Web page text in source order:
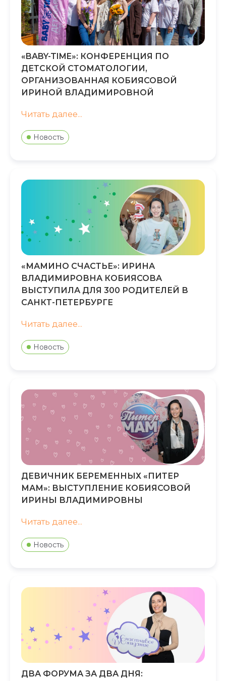
«BABY-TIME»‎: КОНФЕРЕНЦИЯ ПО
ДЕТСКОЙ СТОМАТОЛОГИИ,
ОРГАНИЗОВАННАЯ КОБИЯСОВОЙ
ИРИНОЙ ВЛАДИМИРОВНОЙ
Читать далее...
Новость
«МАМИНО СЧАСТЬЕ»: ИРИНА
ВЛАДИМИРОВНА КОБИЯСОВА
ВЫСТУПИЛА ДЛЯ 300 РОДИТЕЛЕЙ В
САНКТ-ПЕТЕРБУРГЕ
Читать далее...
Новость
ДЕВИЧНИК БЕРЕМЕННЫХ «ПИТЕР
МАМ»: ВЫСТУПЛЕНИЕ КОБИЯСОВОЙ
ИРИНЫ ВЛАДИМИРОВНЫ
Читать далее...
Новость
ДВА ФОРУМА ЗА ДВА ДНЯ: